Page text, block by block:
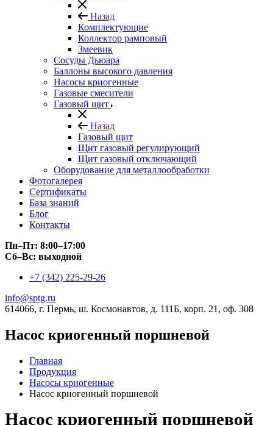
Назад
Комплектующие
Коллектор рамповый
Змеевик
Сосуды Дьюара
Баллоны высокого давления
Насосы криогенные
Газовые смесители
Газовый щит
Назад
Газовый щит
Щит газовый регулирующий
Щит газовый отключающий
Оборудование для металлообработки
Фотогалерея
Сертификаты
База знаний
Блог
Контакты
Пн–Пт: 8:00–17:00
Сб–Вс: выходной
+7 (342) 225-29-26
info@sptg.ru
614066, г. Пермь, ш. Космонавтов, д. 111Б, корп. 21, оф. 308
Насос криогенный поршневой
Главная
Продукция
Насосы криогенные
Насос криогенный поршневой
Насос криогенный поршневой